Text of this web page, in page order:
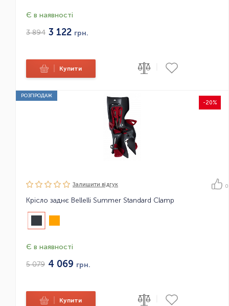
Є в наявності
3 894 3 122 грн.
Купити
РОЗПРОДАЖ
-20%
Залишити вiдгук 0
Крісло заднє Bellelli Summer Standard Clamp
Є в наявності
5 079 4 069 грн.
Купити